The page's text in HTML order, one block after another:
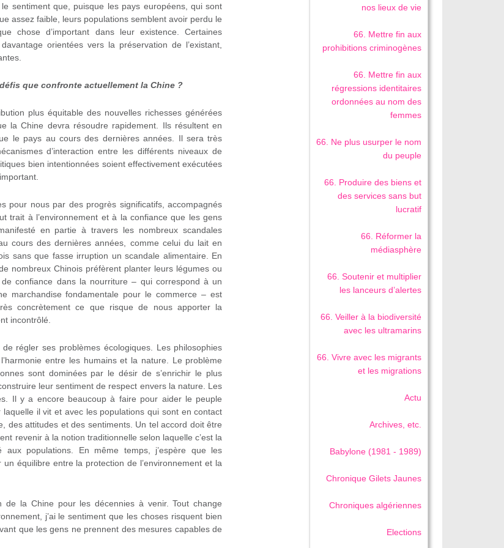
le sentiment que, puisque les pays européens, qui sont
assez faible, leurs populations semblent avoir perdu le
chose d’important dans leur existence. Certaines
orientées vers la préservation de l’existant,
que confronte actuellement la Chine ?
plus équitable des nouvelles richesses générées
la Chine devra résoudre rapidement. Ils résultent en
le pays au cours des dernières années. Il sera très
d’interaction entre les différents niveaux de
bien intentionnées soient effectivement exécutées
pour nous par des progrès significatifs, accompagnés
trait à l’environnement et à la confiance que les gens
en partie à travers les nombreux scandales
cours des dernières années, comme celui du lait en
sans que fasse irruption un scandale alimentaire. En
nombreux Chinois préfèrent planter leurs légumes ou
confiance dans la nourriture ‒ qui correspond à un
marchandise fondamentale pour le commerce ‒ est
concrètement ce que risque de nous apporter la
incontrôlé.
régler ses problèmes écologiques. Les philosophies
entre les humains et la nature. Le problème
sont dominées par le désir de s’enrichir le plus
leur sentiment de respect envers la nature. Les
Il y a encore beaucoup à faire pour aider le peuple
il vit et avec les populations qui sont en contact
des attitudes et des sentiments. Un tel accord doit être
revenir à la notion traditionnelle selon laquelle c’est la
populations. En même temps, j’espère que les
équilibre entre la protection de l’environnement et la
de la Chine pour les décennies à venir. Tout change
j’ai le sentiment que les choses risquent bien
que les gens ne prennent des mesures capables de
nos lieux de vie
66. Mettre fin aux
prohibitions criminogènes
66. Mettre fin aux
régressions identitaires
ordonnées au nom des
femmes
66. Ne plus usurper le nom
du peuple
66. Produire des biens et
des services sans but
lucratif
66. Réformer la
médiasphère
66. Soutenir et multiplier
les lanceurs d’alertes
66. Veiller à la biodiversité
avec les ultramarins
66. Vivre avec les migrants
et les migrations
Actu
Archives, etc.
Babylone (1981 - 1989)
Chronique Gilets Jaunes
Chroniques algériennes
Elections